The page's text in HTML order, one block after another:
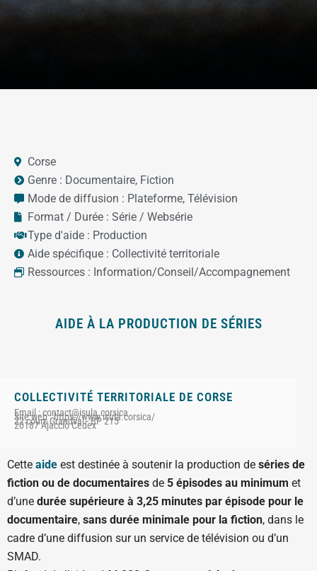
Corse
Genre : Documentaire, Fiction
Mode de diffusion : Plateforme, Télévision
Format / Durée : Série / Websérie
Type d'aide : Production
Aide spécifique : Collectivité territoriale
Ressources : Information/Conseil/Accompagnement
AIDE À LA PRODUCTION DE SÉRIES
COLLECTIVITÉ TERRITORIALE DE CORSE
Email : contact@isula.corsica
Site web : https://www.isula.corsica/
22 cours Grandval - BP 215
20187 Ajaccio Cedex
Cette aide est destinée à soutenir la production de séries de
fiction ou de documentaires de 5 épisodes au minimum et
d’une durée supérieure à 3,25 minutes par épisode pour le
documentaire, sans durée minimale pour la fiction, dans le
cadre d’une diffusion sur un service de télévision ou d’un
SMAD.